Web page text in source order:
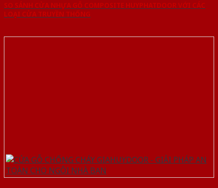
SO SÁNH CỬA NHỰA GỖ COMPOSITE HUYPHATDOOR VỚI CÁC
LOẠI CỬA TRUYỀN THỐNG